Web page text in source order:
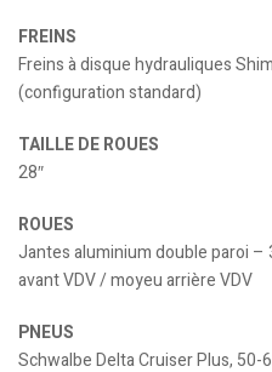
FREINS
Freins à disque hydrauliques
(configuration standard)
TAILLE DE ROUES
28″
ROUES
Jantes aluminium double paroi –
avant VDV / moyeu arrière VDV
PNEUS
Schwalbe Delta Cruiser Plus,